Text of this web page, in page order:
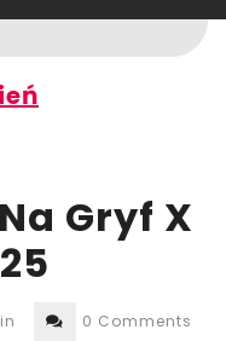
Gryf X
0 Comments